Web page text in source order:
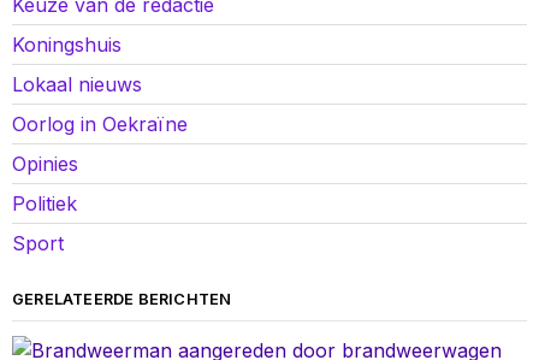
Keuze van de redactie
Koningshuis
Lokaal nieuws
Oorlog in Oekraïne
Opinies
Politiek
Sport
GERELATEERDE BERICHTEN